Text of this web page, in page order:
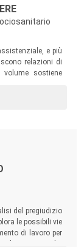
e più
relazioni di
sostiene
non è soltanto
di qualità di
del pregiudizio
le possibili vie
di lavoro per